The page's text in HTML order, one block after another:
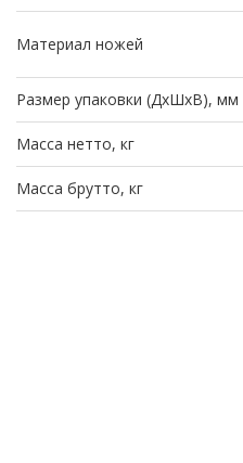
Материал ножей
Размер упаковки (ДхШхВ), мм
Масса нетто, кг
Масса брутто, кг